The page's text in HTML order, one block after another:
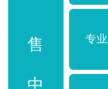
售
中
专